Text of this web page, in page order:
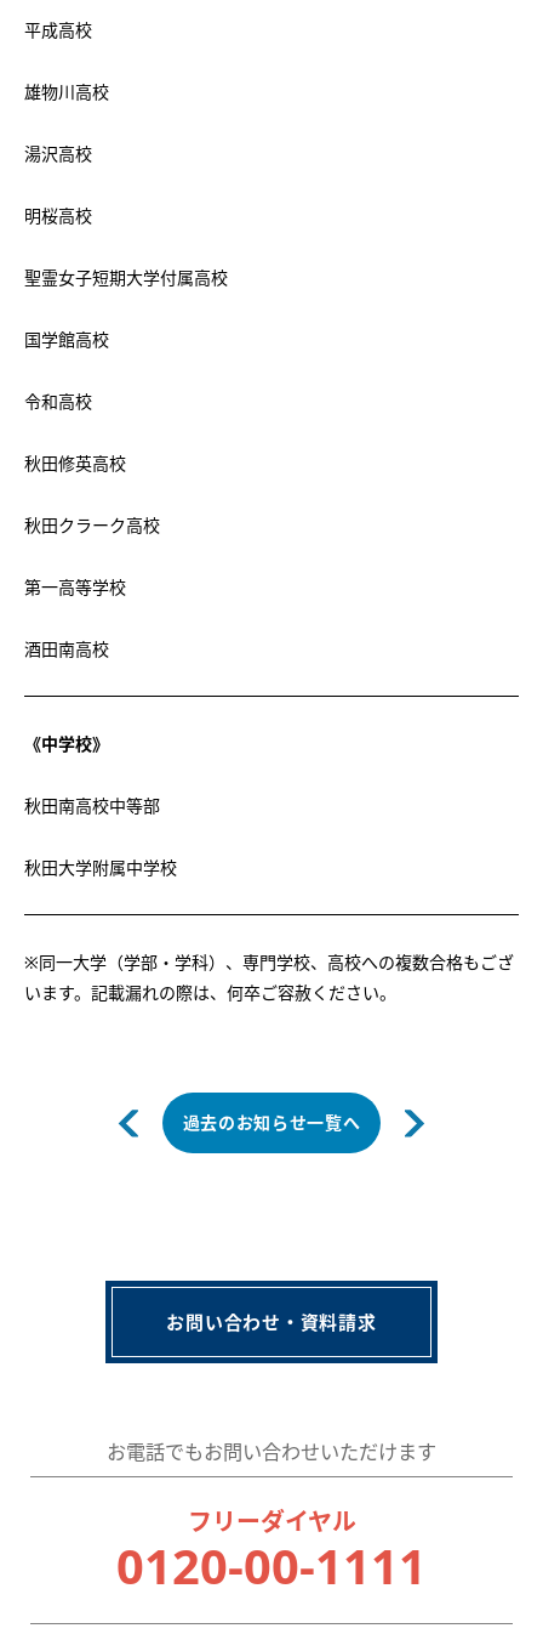
平成高校
雄物川高校
湯沢高校
明桜高校
聖霊女子短期大学付属高校
国学館高校
令和高校
秋田修英高校
秋田クラーク高校
第一高等学校
酒田南高校
《中学校》
秋田南高校中等部
秋田大学附属中学校
※同一大学（学部・学科）、専門学校、高校への複数合格もござ
います。記載漏れの際は、何卒ご容赦ください。
過去のお知らせ一覧へ
お問い合わせ・資料請求
お電話でもお問い合わせいただけます
フリーダイヤル
0120-00-1111